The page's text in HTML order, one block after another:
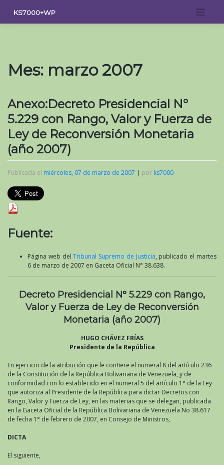
contenido
KS7000+WP
Mes: marzo 2007
Anexo:Decreto Presidencial N°
5.229 con Rango, Valor y Fuerza de
Ley de Reconversión Monetaria
(año 2007)
Publicada el miércoles, 07 de marzo de 2007 | por ks7000
Fuente:
Página web delTribunal Supremo de Justicia, publicado el martes
6 de marzo de 2007 en Gaceta Oficial N° 38.638.
Decreto Presidencial N° 5.229 con Rango,
Valor y Fuerza de Ley de Reconversión
Monetaria (año 2007)
HUGO CHÁVEZ FRÍAS
Presidente de la República
En ejercicio de la atribución que le confiere el numeral 8 del artículo 236
de la Constitución de la República Bolivariana de Venezuela, y de
conformidad con lo establecido en el numeral 5 del artículo 1° de la Ley
que autoriza al Presidente de la República para dictar Decretos con
Rango, Valor y Fuerza de Ley, en las materias que se delegan, publicada
en la Gaceta Oficial de la República Bolivariana de Venezuela No 38.617
de fecha 1° de febrero de 2007, en Consejo de Ministros,
DICTA
El siguiente,